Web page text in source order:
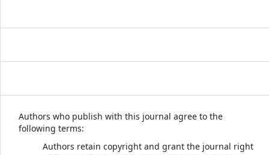
Authors who publish with this journal agree to the
following terms:
Authors retain copyright and grant the journal right